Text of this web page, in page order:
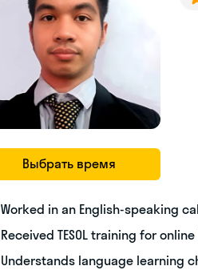
Выбрать время
Worked in an English-speaking
Received TESOL training for
Understands language learning